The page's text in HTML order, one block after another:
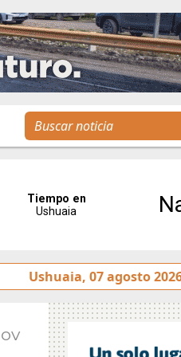
la reunión de Labor
Ushuaia, 07 agosto